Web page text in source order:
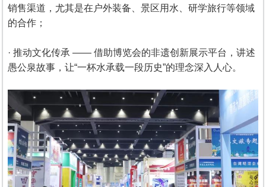
销售渠道，尤其是在户外装备、景区用水、研学旅行等领域
的合作；
· 推动文化传承 —— 借助博览会的非遗创新展示平台，讲述
愚公泉故事，让“一杯水承载一段历史”的理念深入人心。